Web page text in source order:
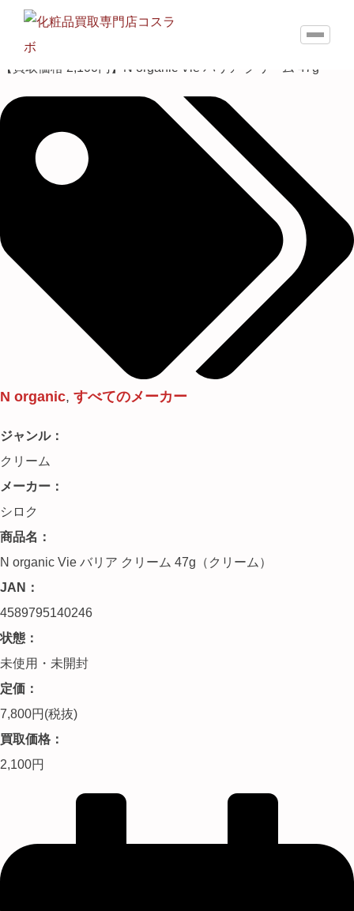
【買取価格 2,100円】N organic Vie バリア クリーム 47g
N organic, すべてのメーカー
ジャンル：
クリーム
メーカー：
シロク
商品名：
N organic Vie バリア クリーム 47g（クリーム）
JAN：
4589795140246
状態：
未使用・未開封
定価：
7,800円(税抜)
買取価格：
2,100円